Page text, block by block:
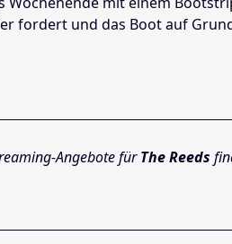
fordert und das Boot auf
Angebote fürThe Reeds